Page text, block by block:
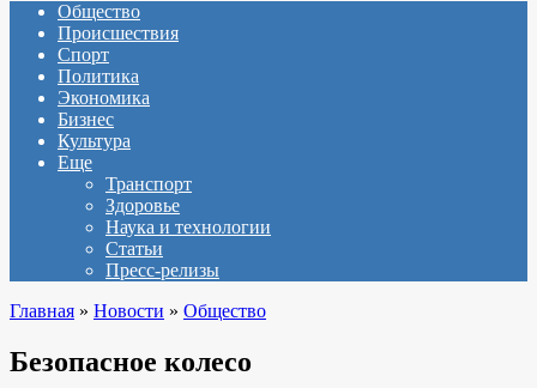
Общество
Происшествия
Спорт
Политика
Экономика
Бизнес
Культура
Еще
Транспорт
Здоровье
Наука и технологии
Статьи
Пресс-релизы
Главная » Новости » Общество
Безопасное колесо